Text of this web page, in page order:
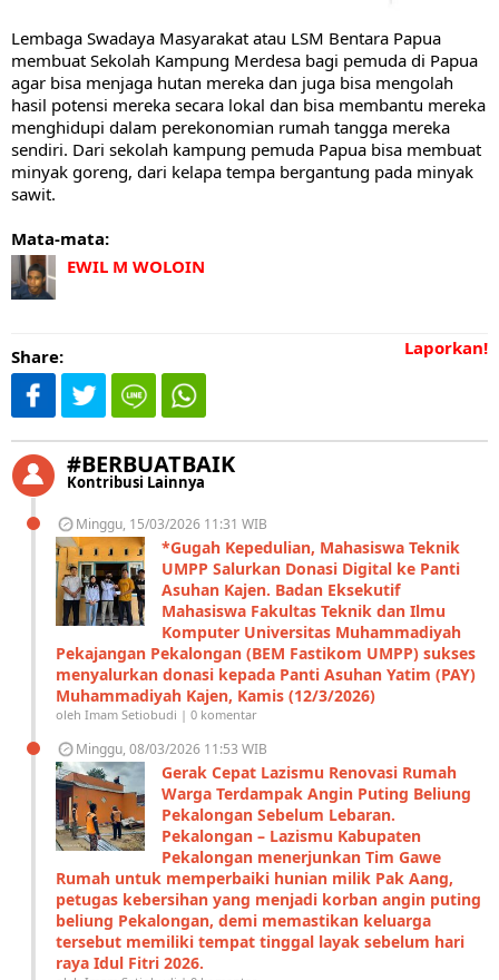
Lembaga Swadaya Masyarakat atau LSM Bentara Papua
membuat Sekolah Kampung Merdesa bagi pemuda di Papua
agar bisa menjaga hutan mereka dan juga bisa mengolah
hasil potensi mereka secara lokal dan bisa membantu mereka
menghidupi dalam perekonomian rumah tangga mereka
sendiri. Dari sekolah kampung pemuda Papua bisa membuat
minyak goreng, dari kelapa tempa bergantung pada minyak
sawit.
Mata-mata:
EWIL M WOLOIN
Laporkan!
Share:
#BERBUATBAIK
Kontribusi Lainnya
Minggu, 15/03/2026 11:31 WIB
*Gugah Kepedulian, Mahasiswa Teknik
UMPP Salurkan Donasi Digital ke Panti
Asuhan Kajen. Badan Eksekutif
Mahasiswa Fakultas Teknik dan Ilmu
Komputer Universitas Muhammadiyah
Pekajangan Pekalongan (BEM Fastikom UMPP) sukses
menyalurkan donasi kepada Panti Asuhan Yatim (PAY)
Muhammadiyah Kajen, Kamis (12/3/2026)
oleh Imam Setiobudi | 0 komentar
Minggu, 08/03/2026 11:53 WIB
Gerak Cepat Lazismu Renovasi Rumah
Warga Terdampak Angin Puting Beliung
Pekalongan Sebelum Lebaran.
Pekalongan – Lazismu Kabupaten
Pekalongan menerjunkan Tim Gawe
Rumah untuk memperbaiki hunian milik Pak Aang,
petugas kebersihan yang menjadi korban angin puting
beliung Pekalongan, demi memastikan keluarga
tersebut memiliki tempat tinggal layak sebelum hari
raya Idul Fitri 2026.